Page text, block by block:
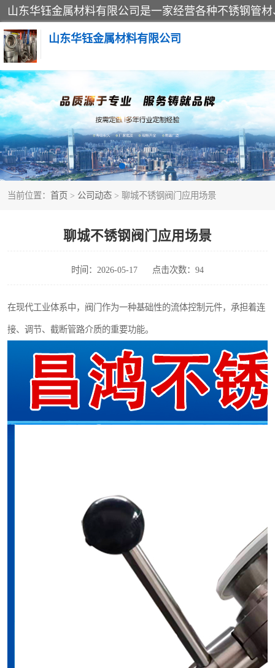
山东华钰金属材料有限公司
当前位置： 首页 > 公司动态 > 聊城不锈钢阀门应用场景
聊城不锈钢阀门应用场景
时间：2026-05-17 点击次数：94
在现代工业体系中，阀门作为一种基础性的流体控制元件，承担着连
接、调节、截断管路介质的重要功能。
不锈钢管
管件标准件
不锈钢人孔
不锈钢角钢